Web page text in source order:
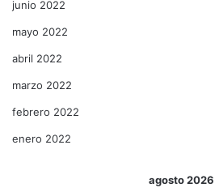
junio 2022
mayo 2022
abril 2022
marzo 2022
febrero 2022
enero 2022
agosto 2026